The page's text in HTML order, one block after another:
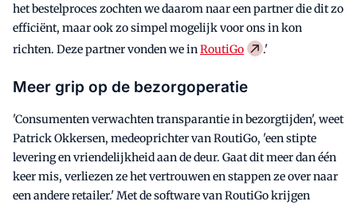
het bestelproces zochten we daarom naar een partner die dit zo
efficiënt, maar ook zo simpel mogelijk voor ons in kon
richten. Deze partner vonden we inRoutiGo .'
Meer grip op de bezorgoperatie
'Consumenten verwachten transparantie in bezorgtijden', weet
Patrick Okkersen, medeoprichter van RoutiGo, 'een stipte
levering en vriendelijkheid aan de deur. Gaat dit meer dan één
keer mis, verliezen ze het vertrouwen en stappen ze over naar
een andere retailer.' Met de software van RoutiGo krijgen